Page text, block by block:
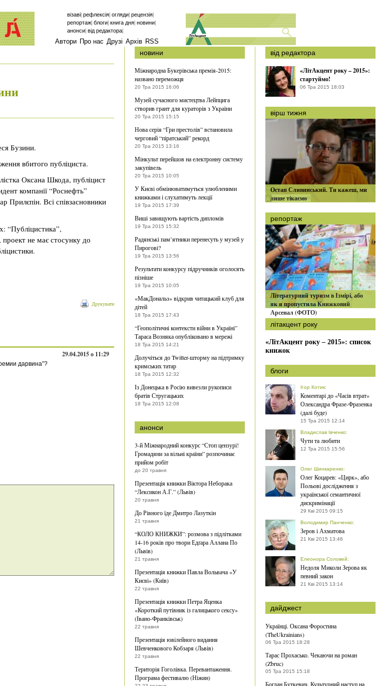
візаві| рефлексія| огляди| рецензія|
репортаж| блоги| книга дня| новини|
анонси| від редактора|
Автори Про нас Друзі Архів RSS
Бузини.
вбитого публіциста.
Оксана Шкода, публіцист
компанії “Роснефть”
Прилєпін. Всі співзасновники
“Публіцистика”,
проект не має стосунку до
Друкувати
29.04.2015 о 11:29
дарвина”?
новини
Міжнародна Букерівська премія-2015:
названо переможця
20 Тра 2015 16:06
Музей сучасного мистецтва Лейпцига
створив грант для кураторів з України
20 Тра 2015 15:15
Нова серія “Гри престолів” встановила
черговий “піратський” рекорд
20 Тра 2015 13:16
Мінкульт перейшов на електронну систему
закупівель
20 Тра 2015 10:05
У Києві обмінюватимуться улюбленими
книжками і слухатимуть лекції
19 Тра 2015 17:39
Виші завищують вартість дипломів
19 Тра 2015 15:32
Радянські пам’ятники перенесуть у музей у
Пирогові?
19 Тра 2015 13:56
Результати конкурсу підручників оголосять
пізніше
19 Тра 2015 10:05
«МакДональз» відкрив читацький клуб для
дітей
18 Тра 2015 17:43
“Геополітичні контексти війни в Україні”
Тараса Возняка опубліковано в мережі
18 Тра 2015 14:21
Долучіться до Twitter-шторму на підтримку
кримських татар
18 Тра 2015 12:32
Із Донецька в Росію вивезли рукописи
братів Стругацьких
18 Тра 2015 12:08
анонси
3-й Міжнародний конкурс “Стоп цензурі!
Громадяни за вільні країни” розпочинає
прийом робіт
до 20 травня
Презентація книжки Віктора Неборака
“Лексикон А.Г.” (Львів)
20 травня
До Рівного їде Дмитро Лазуткін
21 травня
“КОЛО КНИЖКИ”: розмова з підлітками
14-16 років про твори Едґара Аллана По
(Львів)
21 травня
Презентація книжки Павла Вольвача «У
Києві» (Київ)
22 травня
Презентація книжки Петра Яценка
«Короткий путівник із галицького сексу»
(Івано-Франківськ)
22 травня
Презентація ювілейного видання
Шевченкового Кобзаря (Львів)
22 травня
Територія Гоголівка. Перевантаження.
Програма фестивалю (Ніжин)
від редактора
«ЛітАкцент року – 2015»:
стартуймо!
06 Тра 2015 18:03
вірш тижня
Остап Сливинський. Ти кажеш, ми
лише тікаємо
репортаж
Літературний туризм в Ізмірі, або
як я пропустила Книжковий
Арсенал (ФОТО)
літакцент року
«ЛітАкцент року – 2015»: список
книжок
блоги
Ігор Котик:
Коментарі до «Часів втрат»
Олександра Фразе-Фразенка
(далі буде)
15 Тра 2015 12:14
Владислав Івченко:
Чути та любити
12 Тра 2015 15:56
Олег Шинкаренко:
Олег Коцарев: «Цирк», або
Польові дослідження з
української семантичної
дискримінації
29 Кві 2015 09:15
Володимир Панченко:
Зеров і Ахматова
21 Кві 2015 13:46
Елеонора Соловей:
Недоля Миколи Зерова як
певний закон
21 Кві 2015 13:14
дайджест
Українці. Оксана Форостина
(TheUkrainians)
06 Тра 2015 18:28
Тарас Прохасько. Чекаючи на роман
(Zbruc)
05 Тра 2015 15:18
Богдан Буткевич. Культурний наступ на